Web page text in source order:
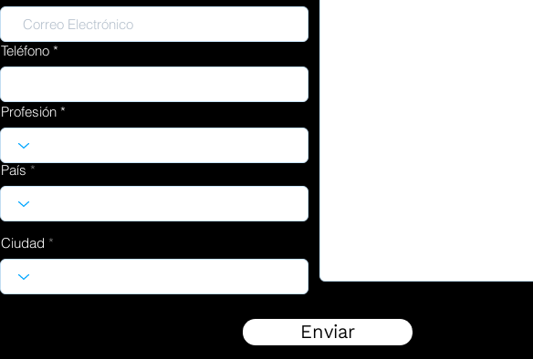
Teléfono
Profesión
País
Ciudad
Enviar